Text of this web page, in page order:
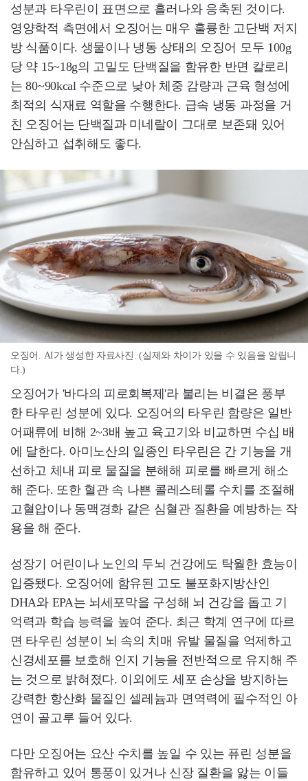
성분과 타우린이 표면으로 흘러나와 응축된 것이다.
영양학적 측면에서 오징어는 매우 훌륭한 고단백 저지
방 식품이다. 생물이나 냉동 상태의 오징어 모두 100g
당 약 15~18g의 고밀도 단백질을 함유한 반면 칼로리
는 80~90kcal 수준으로 낮아 체중 감량과 근육 형성에
최적의 식재료 역할을 수행한다. 급속 냉동 과정을 거
친 오징어는 단백질과 미네랄이 그대로 보존돼 있어
안심하고 섭취해도 좋다.
오징어. AI가 생성한 자료사진. (실제와 차이가 있을 수 있음을 알립니
다.)
오징어가 '바다의 피로회복제'라 불리는 비결은 풍부
한 타우린 성분에 있다. 오징어의 타우린 함량은 일반
어패류에 비해 2~3배 높고 육고기와 비교하면 수십 배
에 달한다. 아미노산의 일종인 타우린은 간 기능을 개
선하고 체내 피로 물질을 분해해 피로를 빠르게 해소
해 준다. 또한 혈관 속 나쁜 콜레스테롤 수치를 조절해
고혈압이나 동맥경화 같은 심혈관 질환을 예방하는 작
용을 해 준다.
성장기 어린이나 노인의 두뇌 건강에도 탁월한 효능이
입증됐다. 오징어에 함유된 고도 불포화지방산인
DHA와 EPA는 뇌세포막을 구성해 뇌 건강을 돕고 기
억력과 학습 능력을 높여 준다. 최근 학계 연구에 따르
면 타우린 성분이 뇌 속의 치매 유발 물질을 억제하고
신경세포를 보호해 인지 기능을 전반적으로 유지해 주
는 것으로 밝혀졌다. 이외에도 세포 손상을 방지하는
강력한 항산화 물질인 셀레늄과 면역력에 필수적인 아
연이 골고루 들어 있다.
다만 오징어는 요산 수치를 높일 수 있는 퓨린 성분을
함유하고 있어 통풍이 있거나 신장 질환을 앓는 이들